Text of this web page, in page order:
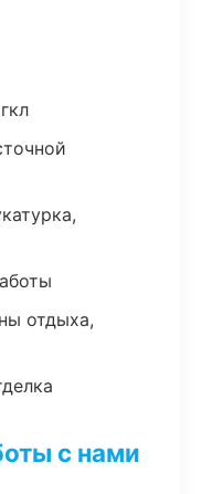
отдыха,
с нами